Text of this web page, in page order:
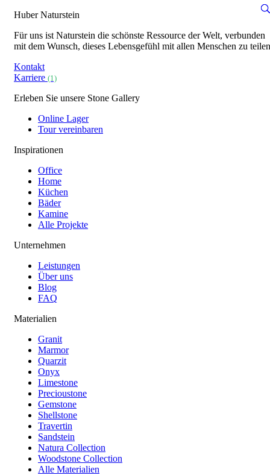
Huber Naturstein
Für uns ist Naturstein die schönste Ressource der Welt, verbunden
mit dem Wunsch, dieses Lebensgefühl mit allen Menschen zu
Kontakt
Karriere (1)
Erleben Sie unsere Stone Gallery
Online Lager
Tour vereinbaren
Inspirationen
Office
Home
Küchen
Bäder
Kamine
Alle Projekte
Unternehmen
Leistungen
Über uns
Blog
FAQ
Materialien
Granit
Marmor
Quarzit
Onyx
Limestone
Precioustone
Gemstone
Shellstone
Travertin
Sandstein
Natura Collection
Woodstone Collection
Alle Materialien